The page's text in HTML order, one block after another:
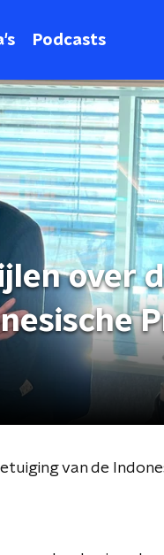
Podcasts
over
President
van de